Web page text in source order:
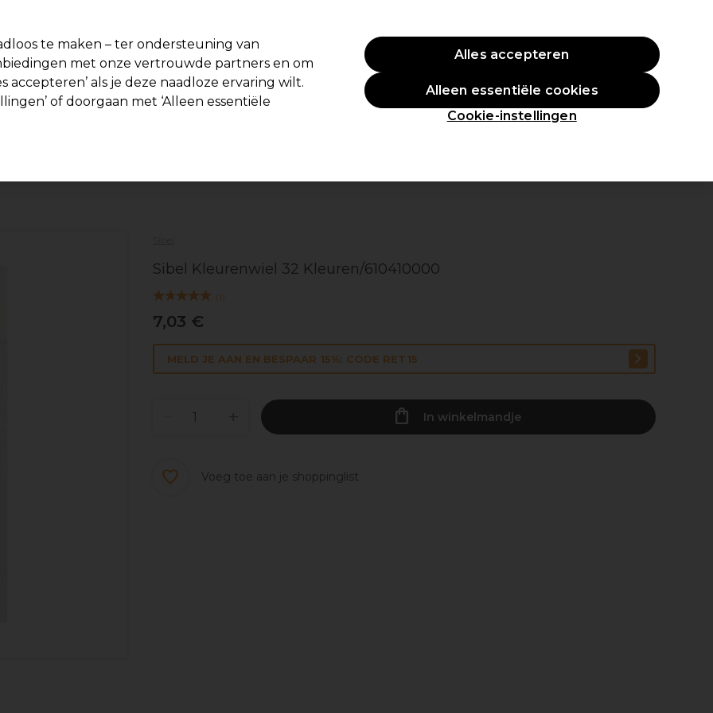
Aanmelden
Beauty Salon interieur Mannen Vegan Inspiratie Professionele Awards
Sibel Kleurenwiel 32 Kleuren/610410000
(1)
7,03 €
MELD JE AAN EN BESPAAR 15%: CODE RET15
In winkelmandje
Voeg toe aan je shoppinglist
te maken – ter ondersteuning van
met onze vertrouwde partners en om
accepteren’ als je deze naadloze ervaring wilt.
of doorgaan met ‘Alleen essentiële
Cookie-instellingen
Alleen essentiële cookies
Alles accepteren